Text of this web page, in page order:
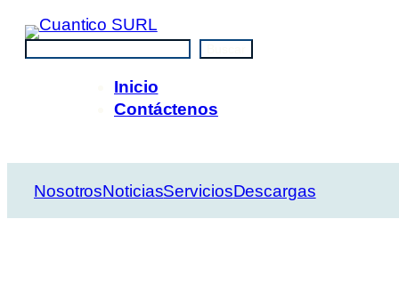
Saltar
contenido
Inicio
Contáctenos
NosotrosNoticiasServiciosDescargas